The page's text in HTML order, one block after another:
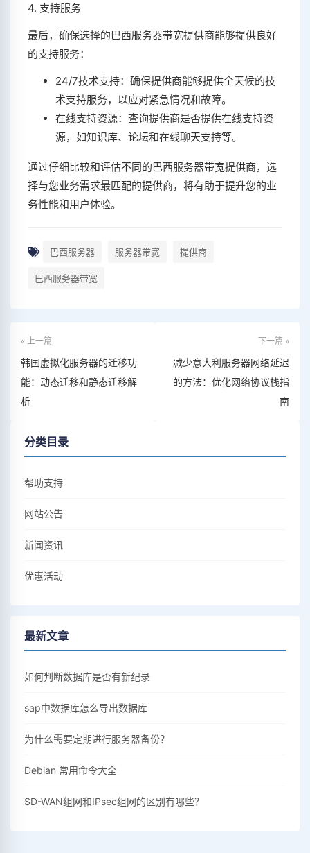
4. 支持服务
最后，确保选择的巴西服务器带宽提供商能够提供良好
的支持服务：
24/7技术支持：确保提供商能够提供全天候的技
术支持服务，以应对紧急情况和故障。
在线支持资源：查询提供商是否提供在线支持资
源，如知识库、论坛和在线聊天支持等。
通过仔细比较和评估不同的巴西服务器带宽提供商，选
择与您业务需求最匹配的提供商，将有助于提升您的业
务性能和用户体验。
巴西服务器 服务器带宽 提供商
巴西服务器带宽
« 上一篇
韩国虚拟化服务器的迁移功
能：动态迁移和静态迁移解
析
下一篇 »
减少意大利服务器网络延迟
的方法：优化网络协议栈指
南
分类目录
帮助支持
网站公告
新闻资讯
优惠活动
最新文章
如何判断数据库是否有新纪录
sap中数据库怎么导出数据库
为什么需要定期进行服务器备份？
Debian 常用命令大全
SD-WAN组网和IPsec组网的区别有哪些？